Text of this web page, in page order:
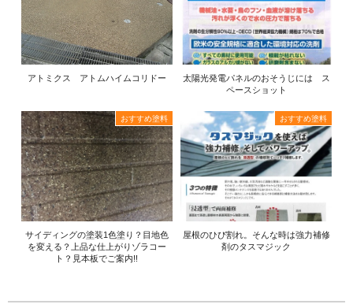
アトミクス アトムハイムコリドー
太陽光発電パネルのおそうじには ス
ペースショット
おすすめ塗料
サイディングの塗装1色塗り？目地色
を変える？上品な仕上がりゾラコー
ト？見本板でご案内!!
おすすめ塗料
屋根のひび割れ。そんな時は強力補修
剤のタスマジック